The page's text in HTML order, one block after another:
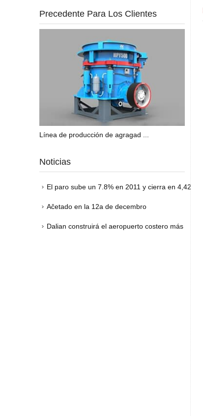
Precedente Para Los Clientes
Línea de producción de agragad ...
Noticias
El paro sube un 7.8% en 2011 y cierra en 4,42
millones de desempleados
Aĉetado en la 12a de decembro
Dalian construirá el aeropuerto costero más